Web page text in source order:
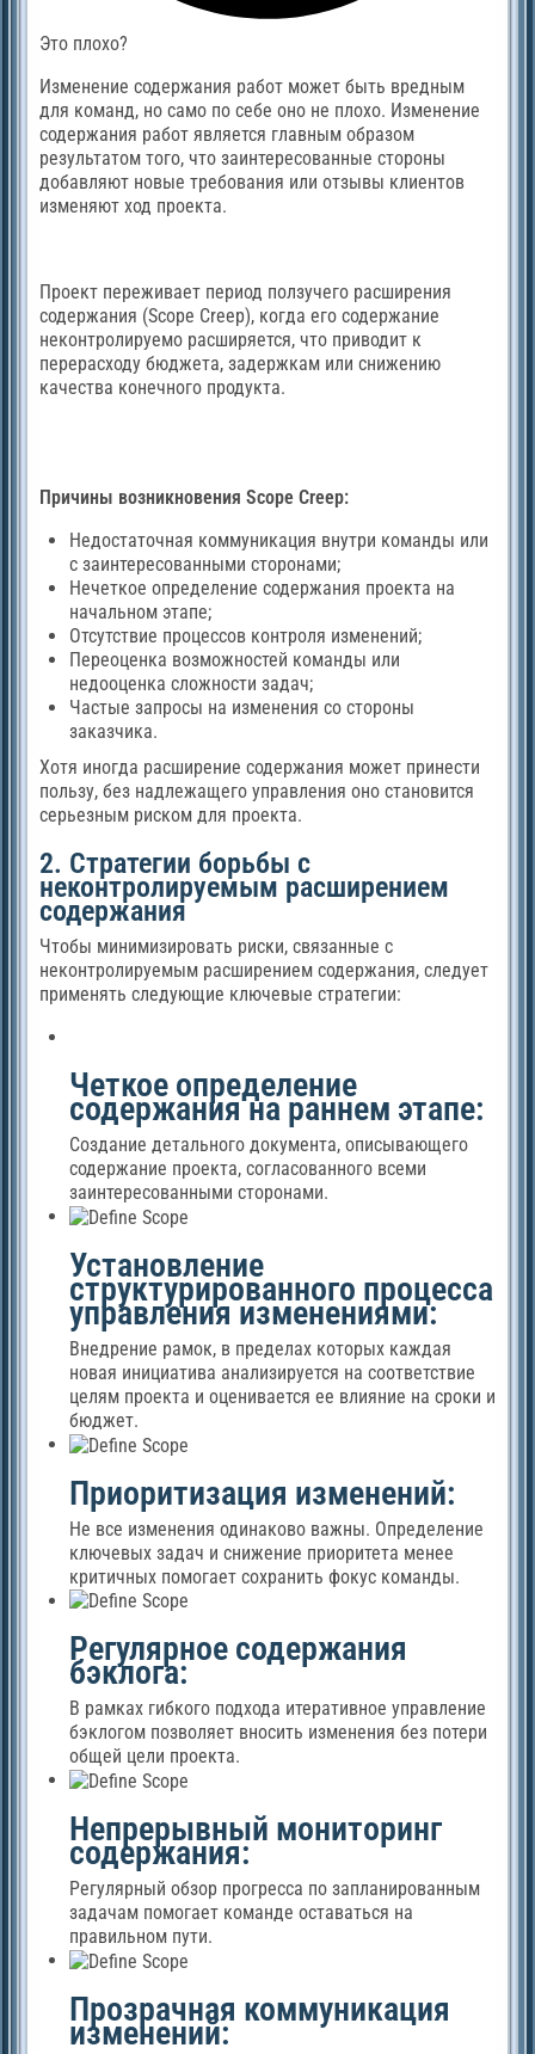
Это плохо?
Изменение содержания работ может быть вредным
для команд, но само по себе оно не плохо. Изменение
содержания работ является главным образом
результатом того, что заинтересованные стороны
добавляют новые требования или отзывы клиентов
изменяют ход проекта.
Проект переживает период ползучего расширения
содержания (Scope Creep), когда его содержание
неконтролируемо расширяется, что приводит к
перерасходу бюджета, задержкам или снижению
качества конечного продукта.
Причины возникновения Scope Creep:
Недостаточная коммуникация внутри команды или
с заинтересованными сторонами;
Нечеткое определение содержания проекта на
начальном этапе;
Отсутствие процессов контроля изменений;
Переоценка возможностей команды или
недооценка сложности задач;
Частые запросы на изменения со стороны
заказчика.
Хотя иногда расширение содержания может принести
пользу, без надлежащего управления оно становится
серьезным риском для проекта.
2. Стратегии борьбы с
неконтролируемым расширением
содержания
Чтобы минимизировать риски, связанные с
неконтролируемым расширением содержания, следует
применять следующие ключевые стратегии:
Четкое определение
содержания на раннем этапе:
Создание детального документа, описывающего
содержание проекта, согласованного всеми
заинтересованными сторонами.
Установление
структурированного процесса
управления изменениями:
Внедрение рамок, в пределах которых каждая
новая инициатива анализируется на соответствие
целям проекта и оценивается ее влияние на сроки и
бюджет.
Приоритизация изменений:
Не все изменения одинаково важны. Определение
ключевых задач и снижение приоритета менее
критичных помогает сохранить фокус команды.
Регулярное содержания
бэклога:
В рамках гибкого подхода итеративное управление
бэклогом позволяет вносить изменения без потери
общей цели проекта.
Непрерывный мониторинг
содержания:
Регулярный обзор прогресса по запланированным
задачам помогает команде оставаться на
правильном пути.
Прозрачная коммуникация
изменений: